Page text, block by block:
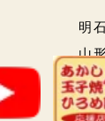
明
山
問